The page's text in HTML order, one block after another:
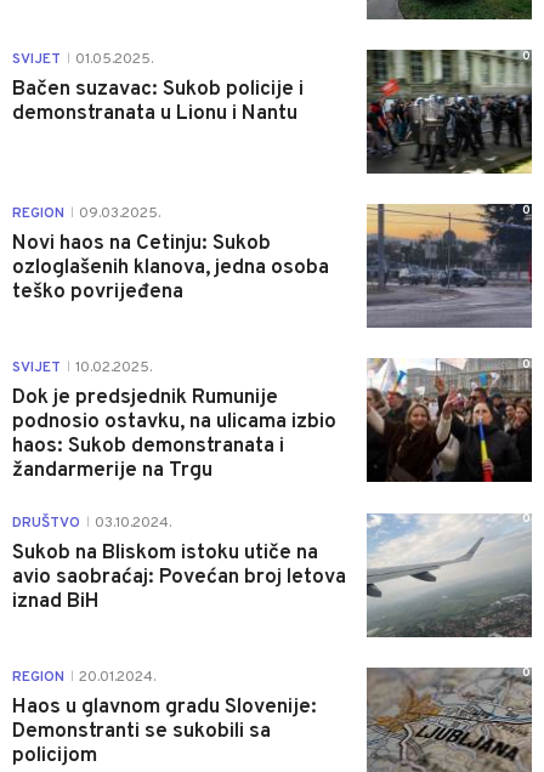
SVIJET 01.05.2025.
Bačen suzavac: Sukob policije i
demonstranata u Lionu i Nantu
0
REGION 09.03.2025.
Novi haos na Cetinju: Sukob
ozloglašenih klanova, jedna osoba
teško povrijeđena
0
SVIJET 10.02.2025.
Dok je predsjednik Rumunije
podnosio ostavku, na ulicama izbio
haos: Sukob demonstranata i
žandarmerije na Trgu
0
DRUŠTVO 03.10.2024.
Sukob na Bliskom istoku utiče na
avio saobraćaj: Povećan broj letova
iznad BiH
0
REGION 20.01.2024.
Haos u glavnom gradu Slovenije:
Demonstranti se sukobili sa
policijom
0